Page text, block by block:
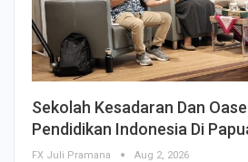
Sekolah Kesadaran Dan
Pendidikan Indonesia Di
FX Juli Pramana Aug 2, 2026